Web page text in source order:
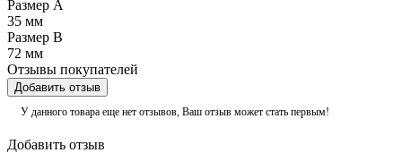
Размер А
35 мм
Размер В
72 мм
Отзывы покупателей
Добавить отзыв
У данного товара еще нет отзывов, Ваш отзыв может стать первым!
Добавить отзыв